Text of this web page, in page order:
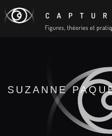
SUZANNE